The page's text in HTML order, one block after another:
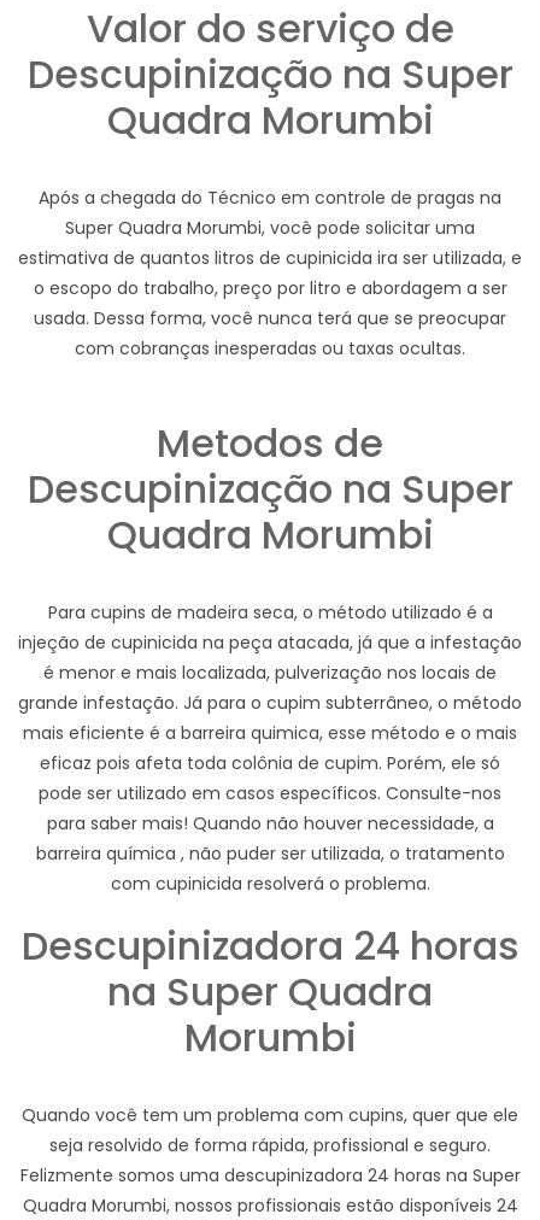
Valor do serviço de
Descupinização na Super
Quadra Morumbi
Após a chegada do Técnico em controle de pragas na
Super Quadra Morumbi, você pode solicitar uma
estimativa de quantos litros de cupinicida ira ser utilizada, e
o escopo do trabalho, preço por litro e abordagem a ser
usada. Dessa forma, você nunca terá que se preocupar
com cobranças inesperadas ou taxas ocultas.
Metodos de
Descupinização na Super
Quadra Morumbi
Para cupins de madeira seca, o método utilizado é a
injeção de cupinicida na peça atacada, já que a infestação
é menor e mais localizada, pulverização nos locais de
grande infestação. Já para o cupim subterrâneo, o método
mais eficiente é a barreira quimica, esse método e o mais
eficaz pois afeta toda colônia de cupim. Porém, ele só
pode ser utilizado em casos específicos. Consulte-nos
para saber mais! Quando não houver necessidade, a
barreira química , não puder ser utilizada, o tratamento
com cupinicida resolverá o problema.
Descupinizadora 24 horas
na Super Quadra
Morumbi
Quando você tem um problema com cupins, quer que ele
seja resolvido de forma rápida, profissional e seguro.
Felizmente somos uma descupinizadora 24 horas na Super
Quadra Morumbi, nossos profissionais estão disponíveis 24